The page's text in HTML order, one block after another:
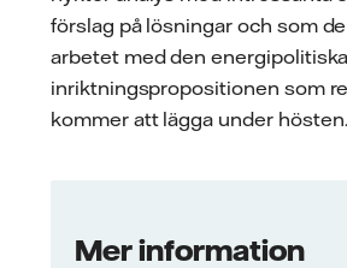
förslag på lösningar och som
arbetet med den energipolitiska
inriktningspropositionen som
kommer att lägga under hösten.
Mer information